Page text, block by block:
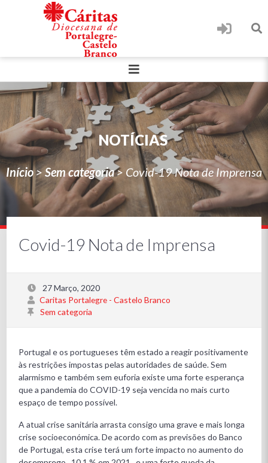
NOTÍCIAS
Início>Sem categoria> Covid-19 Nota de Imprensa
Covid-19 Nota de Imprensa
27 Março, 2020
Caritas Portalegre - Castelo Branco
Sem categoria
Portugal e os portugueses têm estado a reagir positivamente
às restrições impostas pelas autoridades de saúde. Sem
alarmismo e também sem euforia existe uma forte esperança
que a pandemia do COVID-19 seja vencida no mais curto
espaço de tempo possível.
A atual crise sanitária arrasta consigo uma grave e mais longa
crise socioeconómica. De acordo com as previsões do Banco
de Portugal, esta crise terá um forte impacto no aumento do